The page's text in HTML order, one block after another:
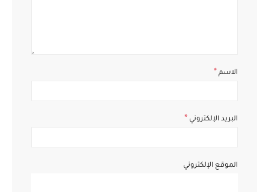
الاسم *
البريد الإلكتروني *
الموقع الإلكتروني